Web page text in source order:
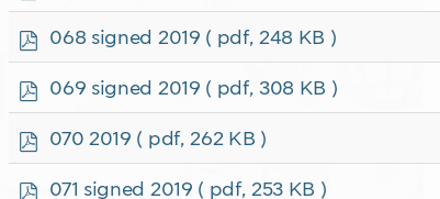
p
068 signed 2019 ( pdf, 248 KB )
p
069 signed 2019 ( pdf, 308 KB )
p
070 2019 ( pdf, 262 KB )
p
071 signed 2019 ( pdf, 253 KB )